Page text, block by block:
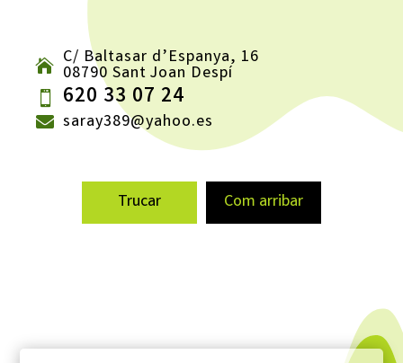
C/ Baltasar d’Espanya, 16
08790 Sant Joan Despí
620 33 07 24
saray389@yahoo.es
Trucar Com arribar